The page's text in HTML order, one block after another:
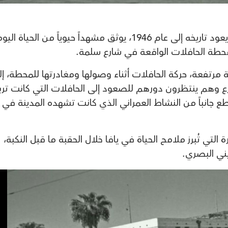
ينشر موقع "يافا 48" مقطع فيديو نادر يعود تاريخه إلى عام 1946، يوثق مشهداً حيوياً من
الحافلات الواقعة في شارع سلمة.
حركة الحافلات أثناء وصولها ومغادرتها للمحطة،
وهم ينتظرون دورهم للصعود إلى الحافلات التي كانت
من النشاط العمراني الذي كانت تشهده المدينة
التي تُبرز ملامح الحياة في يافا خلال الحقبة ما قبل النكبة،
البصري.